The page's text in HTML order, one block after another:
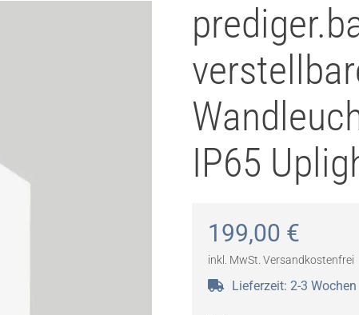
IP65
199,00 €
inkl. MwSt. Versandkostenfrei
Lieferzeit: 2-3 Wochen